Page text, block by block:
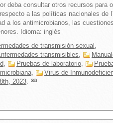
deba consultar otros recursos para
a las políticas nacionales de
a los antimicrobianos, las
Idioma: inglés
de transmisión sexual,
transmisibles,
, Pruebas de laboratorio,
,
Virus de
2023.